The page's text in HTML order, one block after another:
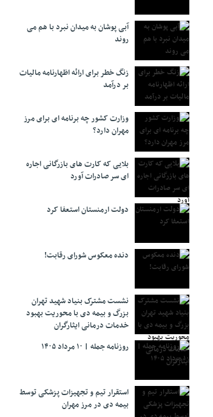
آبی پوشان به میدان نبرد با هم می
روند
زنگ خطر برای ارائه اظهارنامه مالیات
بر درآمد
وزارت کشور چه برنامه ای برای مرز
مهران دارد؟
بلایی که کارت های بازرگانی اجاره
ای سر صادرات آورد
دولت ارمنستان استعفا کرد
دنده معکوس شورای رقابت!
نشست مشترک بنیاد شهید تهران
بزرگ و بیمه دی با محوریت بهبود
خدمات درمانی ایثارگران
روزنامه جمله | ۱۰ مرداد ۱۴۰۵
استقرار تیم و تجهیزات پزشکی توسط
بیمه دی در مرز مهران